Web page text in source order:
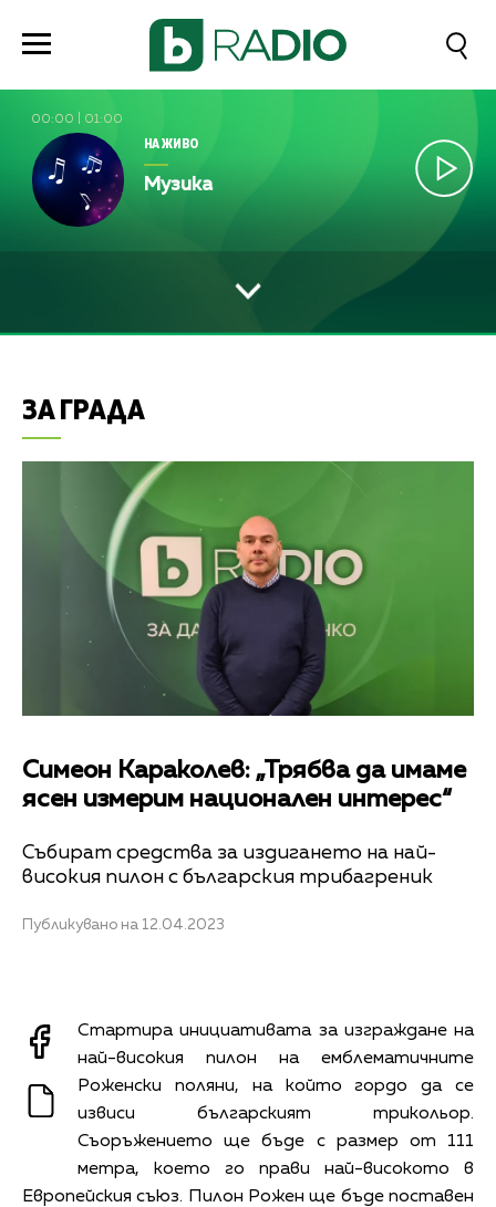
00:00 01:00
НА ЖИВО
Музика
ЗА ГРАДА
Симеон Караколев: „Трябва да имаме
ясен измерим национален интерес“
Събират средства за издигането на най-
високия пилон с българския трибагреник
Публикувано на 12.04.2023
Стартира инициативата за изграждане на
най-високия пилон на емблематичните
Роженски поляни, на който гордо да се
извиси българският трикольор.
Съоръжението ще бъде с размер от 111
метра, което го прави най-високото в
Европейския съюз. Пилон Рожен ще бъде поставен